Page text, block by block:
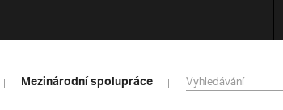
Mezinárodní spolupráce